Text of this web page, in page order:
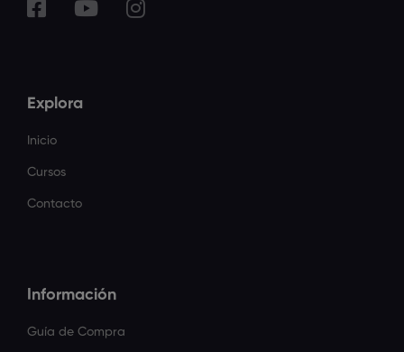
Explora
Inicio
Cursos
Contacto
Información
Guía de Compra